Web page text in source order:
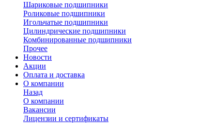
Шариковые подшипники
Роликовые подшипники
Игольчатые подшипники
Цилиндрические подшипники
Комбинированные подшипники
Прочее
Новости
Акции
Оплата и доставка
О компании
Назад
О компании
Вакансии
Лицензии и сертификаты